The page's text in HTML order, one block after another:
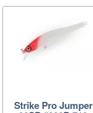
Strike Pro Jumper